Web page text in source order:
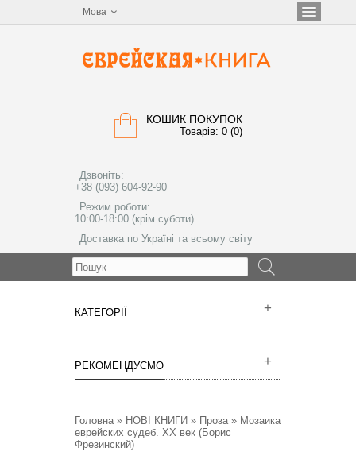
Мова
КОШИК ПОКУПОК
Товарів: 0 (0)
Дзвоніть:
+38 (093) 604-92-90
Режим роботи:
10:00-18:00 (крім суботи)
Доставка по Україні та всьому світу
КАТЕГОРІЇ
РЕКОМЕНДУЄМО
Головна» НОВІ КНИГИ » Проза» Мозаика
еврейских судеб. ХХ век (Борис
Фрезинский)